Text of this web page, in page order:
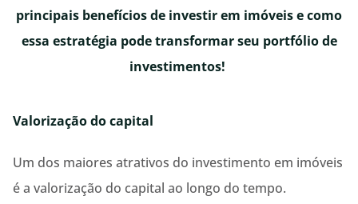
principais benefícios de investir em imóveis e como
essa estratégia pode transformar seu portfólio de
investimentos!
Valorização do capital
Um dos maiores atrativos do investimento em imóveis
é a valorização do capital ao longo do tempo.